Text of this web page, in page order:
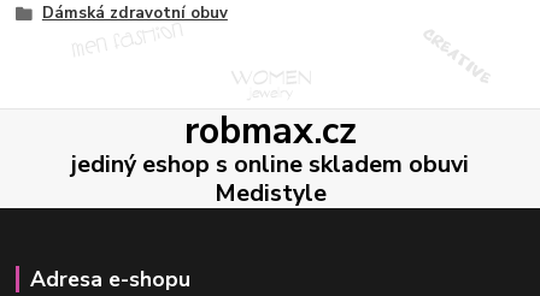
Dámská zdravotní obuv
robmax.cz
jediný eshop s online skladem obuvi
Medistyle
Adresa e-shopu